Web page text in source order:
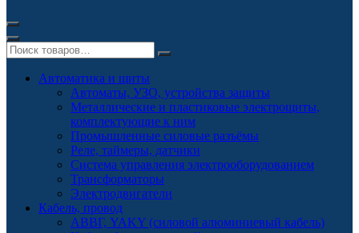
Автоматика и щиты
Автоматы, УЗО, устройства защиты
Металлические и пластиковые электрощиты,
комплектующие к ним
Промышленные силовые разъёмы
Реле, таймеры, датчики
Система управления электрооборудованием
Трансформаторы
Электродвигатели
Кабель, провод
АВВГ, YAKY (силовой алюминиевый кабель)